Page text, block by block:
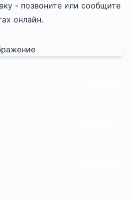
- позвоните или сообщите
онлайн.